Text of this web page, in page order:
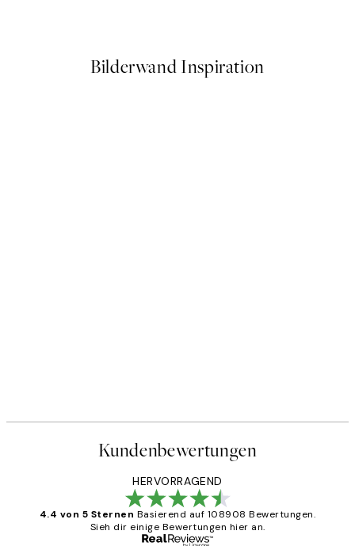
Bilderwand Inspiration
Kundenbewertungen
HERVORRAGEND
4.4 von 5 Sternen Basierend auf 108908 Bewertungen.
Sieh dir einige Bewertungen hier an.